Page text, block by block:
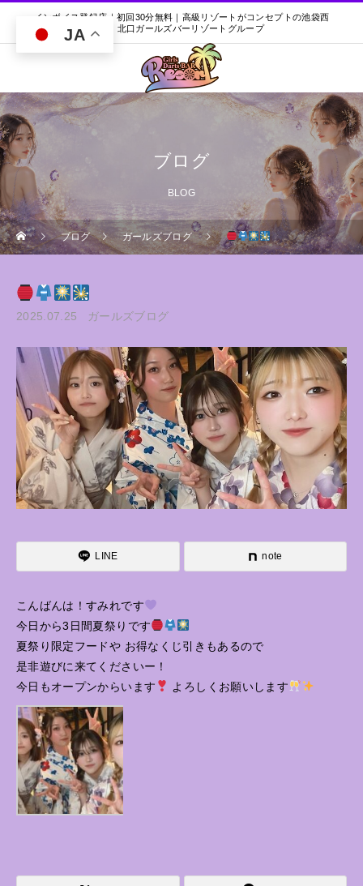
インボイス登録店｜初回30分無料｜高級リゾートがコンセプトの池袋西
口・北口ガールズバーリゾートグループ
ブログ
BLOG
ブログ ガールズブログ
2025.07.25 ガールズブログ
LINE note
こんばんは！すみれです
今日から3日間夏祭りです
夏祭り限定フードや お得なくじ引きもあるので
是非遊びに来てくださいー！
今日もオープンからいます
よろしくお願いします
JA